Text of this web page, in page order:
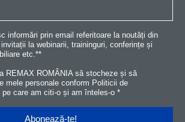
informări prin email referitoare la noutăți din
la webinarii, traininguri, conferințe și
etc.**
REMAX ROMÂNIA să stocheze și să
mele personale conform Politicii de
pe care am citi-o și am înteles-o *